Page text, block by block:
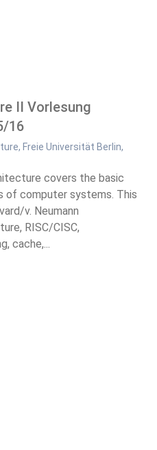
II Vorlesung
16
Freie Universität Berlin,
covers the basic
of computer systems. This
v. Neumann
RISC/CISC,
cache,...